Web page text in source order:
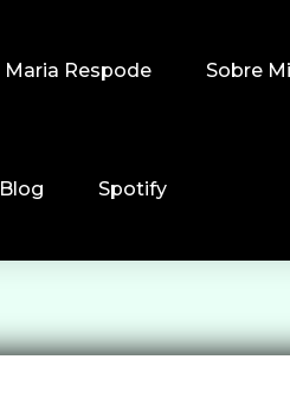
Maria Respode Sobre
Blog Spotify